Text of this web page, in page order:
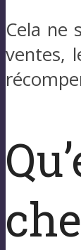
Cela ne
ventes,